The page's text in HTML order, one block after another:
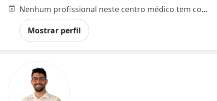
Nenhum profissional neste centro médico tem consultas disponíveis
Mostrar perfil